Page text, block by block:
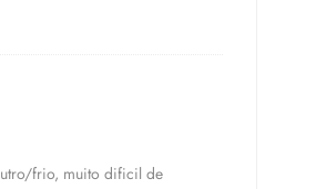
frio, muito dificil de